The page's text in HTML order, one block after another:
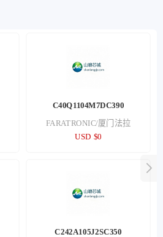
C40Q1104M7DC390
FARATRONIC/厦门法拉
USD $0
C242A105J2SC350